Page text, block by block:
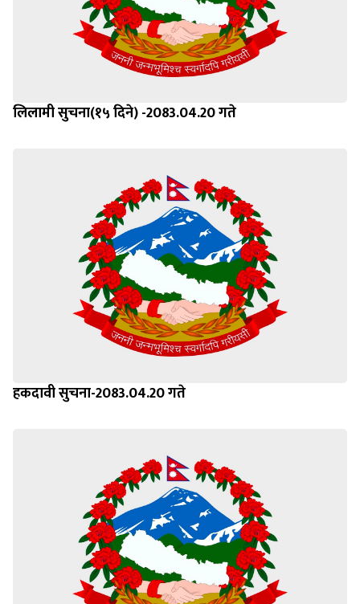
लिलामी सुचना(१५ दिने) -2083.04.20 गते
हकदावी सुचना-2083.04.20 गते